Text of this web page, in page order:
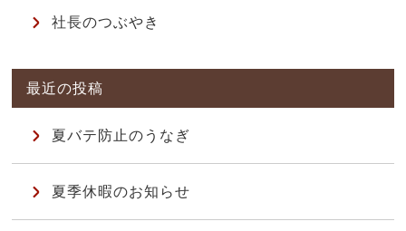
社長のつぶやき
夏バテ防止のうなぎ
夏季休暇のお知らせ